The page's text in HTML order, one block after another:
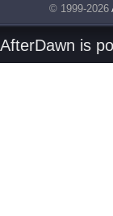
© 1999-2026
AfterDawn is